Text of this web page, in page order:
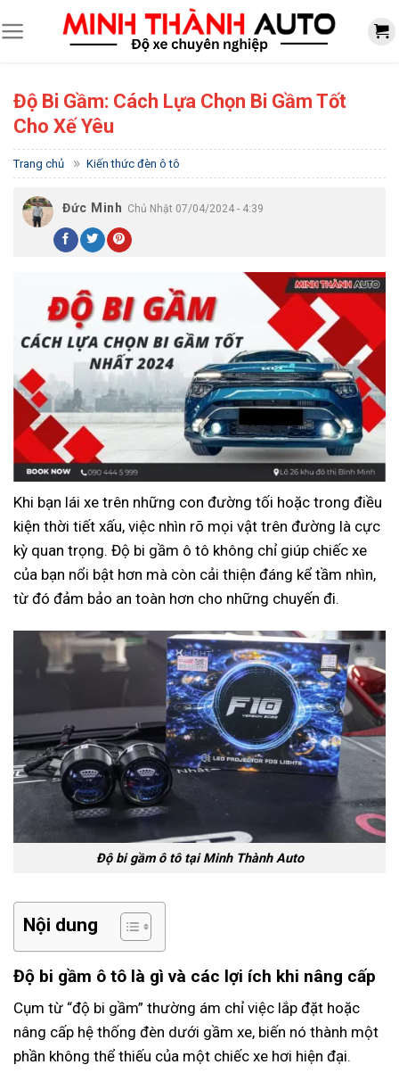
to
Độ Bi Gầm: Cách Lựa Chọn Bi Gầm Tốt
Cho Xế Yêu
Trang chủ » Kiến thức đèn ô tô
Đức Minh Chủ Nhật 07/04/2024 - 4:39
Khi bạn lái xe trên những con đường tối hoặc trong điều
kiện thời tiết xấu, việc nhìn rõ mọi vật trên đường là cực
kỳ quan trọng. Độ bi gầm ô tô không chỉ giúp chiếc xe
của bạn nổi bật hơn mà còn cải thiện đáng kể tầm nhìn,
từ đó đảm bảo an toàn hơn cho những chuyến đi.
Độ bi gầm ô tô tại Minh Thành Auto
Nội dung
Độ bi gầm ô tô là gì và các lợi ích khi nâng cấp
Cụm từ “độ bi gầm” thường ám chỉ việc lắp đặt hoặc
nâng cấp hệ thống đèn dưới gầm xe, biến nó thành một
phần không thể thiếu của một chiếc xe hơi hiện đại.